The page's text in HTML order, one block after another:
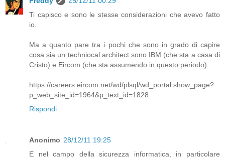
Ti capisco e sono le stesse considerazioni che avevo fatto
io.
Ma a quanto pare tra i pochi che sono in grado di capire
cosa sia un techniocal architect sono IBM (che sta a casa di
Cristo) e Eircom (che sta assumendo in questo periodo).
https://careers.eircom.net/wd/plsql/wd_portal.show_page?
p_web_site_id=1964&p_text_id=1828
Rispondi
Anonimo 28/12/11 19:25
E nel campo della sicurezza informatica, in particolare